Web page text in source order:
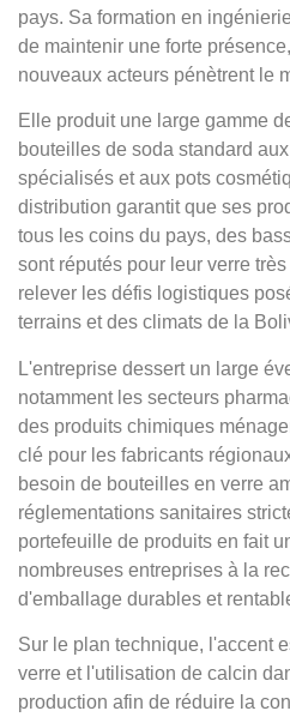
pays. Sa formation en
de maintenir une forte
nouveaux acteurs pénètrent le
Elle produit une large gamme
bouteilles de soda standard
spécialisés et aux pots
distribution garantit que ses
tous les coins du pays, des
sont réputés pour leur verre
relever les défis logistiques
terrains et des climats de la
L'entreprise dessert un large
notamment les secteurs
des produits chimiques
clé pour les fabricants
besoin de bouteilles en verre
réglementations sanitaires
portefeuille de produits en fait
nombreuses entreprises à la
d'emballage durables et
Sur le plan technique, l'accent
verre et l'utilisation de calcin
production afin de réduire la